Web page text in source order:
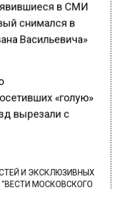
в СМИ
снимался в
Васильевича»
«голую»
вырезали с
И ЭКСКЛЮЗИВНЫХ
МОСКОВСКОГО